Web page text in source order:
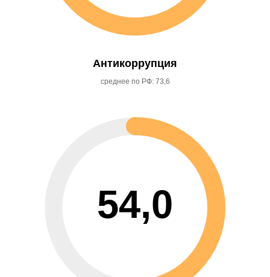
Антикоррупция
среднее по РФ: 73,6
54,0